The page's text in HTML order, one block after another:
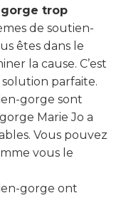
trop
de soutien-
êtes dans le
la cause. C’est
parfaite.
gorge sont
Marie Jo a
Vous pouvez
vous le
gorge ont